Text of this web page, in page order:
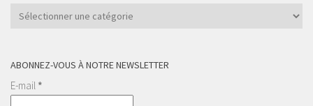
Catégories
ABONNEZ-VOUS À NOTRE NEWSLETTER
E-mail *